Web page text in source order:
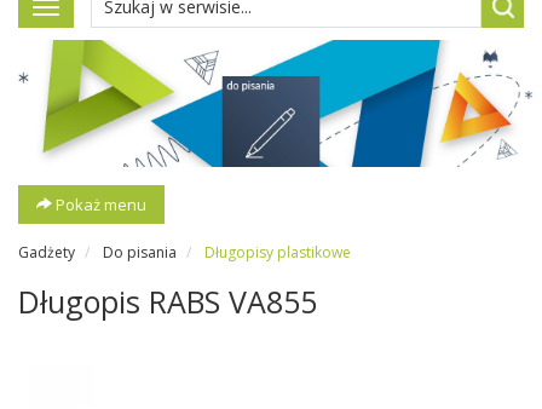
Pokaż
menu
Pokaż menu
Gadżety Do pisania Długopisy plastikowe
Długopis RABS VA855